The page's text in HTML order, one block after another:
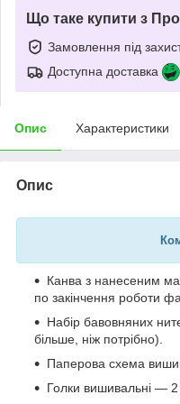
Що таке купити з
Замовлення під
Доступна доставка
Опис Характеристики
Опис
Канва з нанесеним
по закінчення роботи
Набір бавовняних
більше, ніж потрібно).
Паперова схема
Голки вишивальні — 2